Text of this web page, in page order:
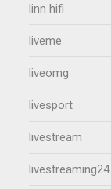
linn hifi
liveme
liveomg
livesport
livestream
livestreaming24